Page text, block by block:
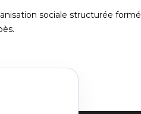
sociale structurée